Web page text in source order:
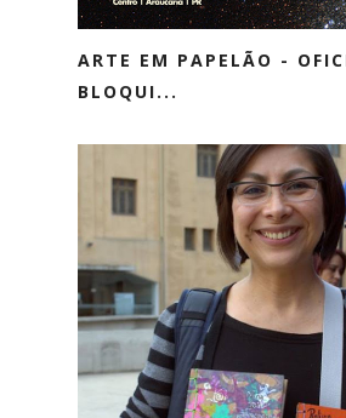
ARTE EM PAPELÃO -
BLOQUI...